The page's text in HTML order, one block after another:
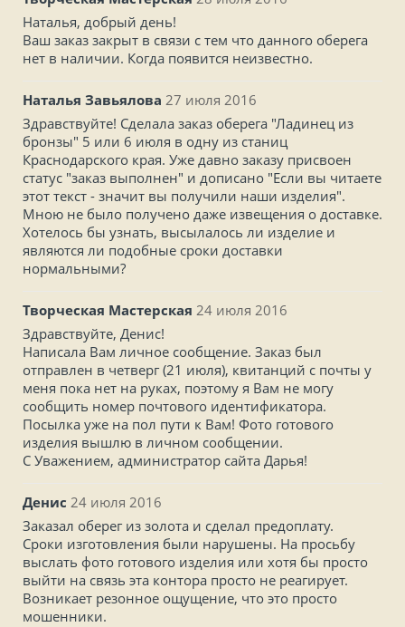
Наталья, добрый день!
Ваш заказ закрыт в связи с тем что данного оберега
нет в наличии. Когда появится неизвестно.
Наталья Завьялова 27 июля 2016
Здравствуйте! Сделала заказ оберега "Ладинец из
бронзы" 5 или 6 июля в одну из станиц
Краснодарского края. Уже давно заказу присвоен
статус "заказ выполнен" и дописано "Если вы читаете
этот текст - значит вы получили наши изделия".
Мною не было получено даже извещения о доставке.
Хотелось бы узнать, высылалось ли изделие и
являются ли подобные сроки доставки
нормальными?
Творческая Мастерская 24 июля 2016
Здравствуйте, Денис!
Написала Вам личное сообщение. Заказ был
отправлен в четверг (21 июля), квитанций с почты у
меня пока нет на руках, поэтому я Вам не могу
сообщить номер почтового идентификатора.
Посылка уже на пол пути к Вам! Фото готового
изделия вышлю в личном сообщении.
С Уважением, администратор сайта Дарья!
Денис 24 июля 2016
Заказал оберег из золота и сделал предоплату.
Сроки изготовления были нарушены. На просьбу
выслать фото готового изделия или хотя бы просто
выйти на связь эта контора просто не реагирует.
Возникает резонное ощущение, что это просто
мошенники.